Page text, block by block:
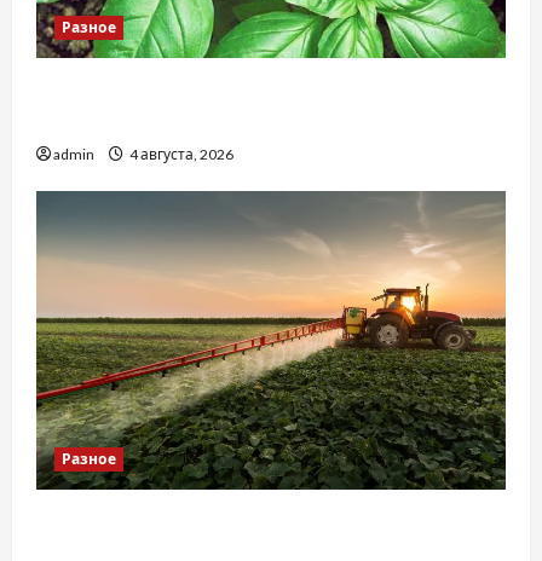
Разное
admin 4 августа, 2026
Разное